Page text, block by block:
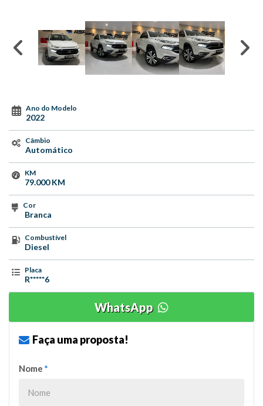
Ano do Modelo
2022
Câmbio
Automático
KM
79.000 KM
Cor
Branca
Combustível
Diesel
Placa
R*****6
WhatsApp
Faça uma proposta!
Nome *